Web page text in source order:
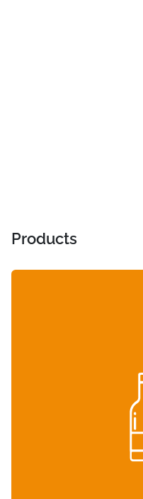
Products